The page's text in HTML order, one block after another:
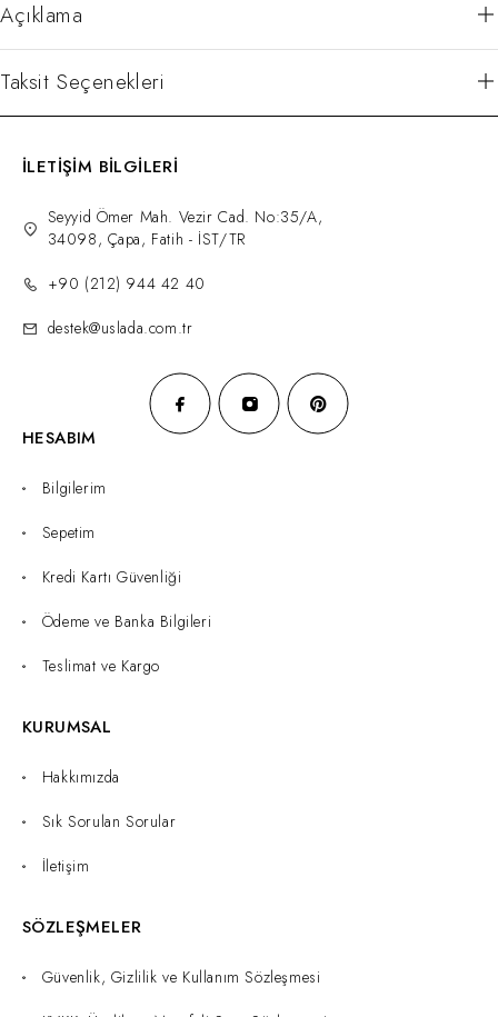
Açıklama
Taksit Seçenekleri
İLETİŞİM BİLGİLERİ
Seyyid Ömer Mah. Vezir Cad. No:35/A,
34098, Çapa, Fatih - İST/TR
+90 (212) 944 42 40
destek@uslada.com.tr
HESABIM
Bilgilerim
Sepetim
Kredi Kartı Güvenliği
Ödeme ve Banka Bilgileri
Teslimat ve Kargo
KURUMSAL
Hakkımızda
Sık Sorulan Sorular
İletişim
SÖZLEŞMELER
Güvenlik, Gizlilik ve Kullanım Sözleşmesi